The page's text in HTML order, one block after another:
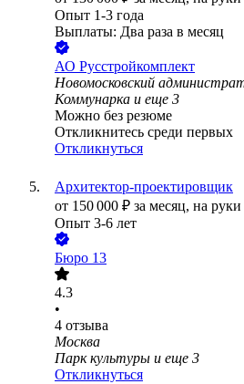
Опыт 1-3 года
Выплаты: Два раза в месяц
АО Русстройкомплект
Новомосковский
Коммунарка и еще 3
Можно без резюме
Откликнитесь среди первых
Откликнуться
Архитектор-проектировщик
от 150 000 ₽ за месяц, на руки
Опыт 3-6 лет
Бюро 13
4.3
•
4 отзыва
Москва
Парк культуры и еще 3
Откликнуться